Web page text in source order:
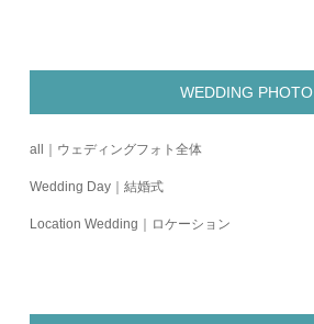
WEDDING PHOTO
all｜ウェディングフォト全体
Wedding Day｜結婚式
Location Wedding｜ロケーション